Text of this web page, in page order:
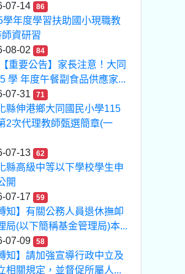
07-14 86
學年度學習扶助國小現職教
資研習
08-02
84
重要公告】家長注意！大同
學 年度午餐副食品供應家...
07-31
71
縣伸港鄉大同國民小學115
2次代理教師甄選簡章(一
07-13
62
縣高級中等以下學校學生申
開
07-17
59
知】有關公務人員退休撫卹
局(以下簡稱基金管理局)本...
07-09
58
知】請加強宣導行政中立及
相關規定，並督促所屬人...